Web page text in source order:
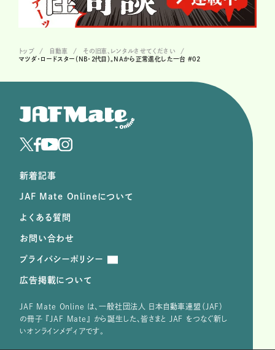
トップ 自動車
その旧車、レンタルさせてください
マツダ・ロードスター（NB・2代目）。NAから正常進化した一台 #02
新着記事
JAF Mate Onlineについて
よくある質問
お問い合わせ
プライバシーポリシー
広告掲載について
JAF Mate Online は、⼀般社団法⼈ ⽇本⾃動⾞連盟（JAF）
の冊子 『JAF Mate』 から誕⽣した、皆さまと JAF をつなぐ新し
いオンラインメディアです。